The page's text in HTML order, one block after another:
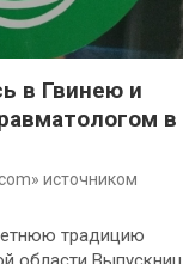
в Гвинею и
в
источником
традицию